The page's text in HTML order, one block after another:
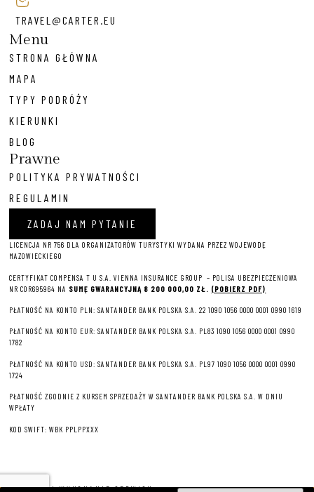
TRAVEL@CARTER.EU
Menu
STRONA GŁÓWNA
MAPA
TYPY PODRÓŻY
KIERUNKI
BLOG
Prawne
POLITYKA PRYWATNOŚCI
REGULAMIN
ZADAJ NAM PYTANIE
LICENCJA NR 756 DLA ORGANIZATORÓW TURYSTYKI WYDANA PRZEZ WOJEWODĘ
MAZOWIECKIEGO
CERTYFIKAT COMPENSA T U S.A. VIENNA INSURANCE GROUP – POLISA UBEZPIECZENIOWA
NR COR695964 NA SUMĘ GWARANCYJNĄ 8 200 000,00 ZŁ. (POBIERZ PDF)
PŁATNOŚĆ NA KONTO PLN: SANTANDER BANK POLSKA S.A. 22 1090 1056 0000 0001 0990 1619
PŁATNOŚĆ NA KONTO EUR: SANTANDER BANK POLSKA S.A. PL83 1090 1056 0000 0001 0990
1782
PŁATNOŚĆ NA KONTO USD: SANTANDER BANK POLSKA S.A. PL97 1090 1056 0000 0001 0990
1724
PŁATNOŚĆ ZGODNIE Z KURSEM SPRZEDAŻY W SANTANDER BANK POLSKA S.A. W DNIU
WPŁATY
KOD SWIFT: WBK PPLPPXXX
PROJEKT I WYKONANIE SERWISU